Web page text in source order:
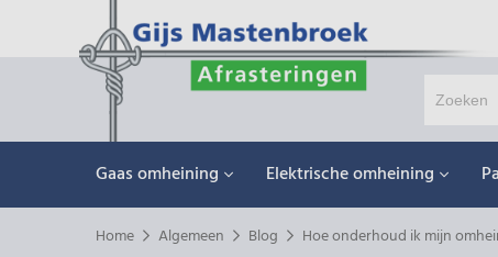
Gaas omheining Elektrische omheining
Home Algemeen Blog Hoe onderhoud ik mijn